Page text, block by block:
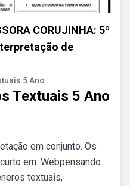
CORUJINHA: 5º
de
5 Ano
Textuais 5 Ano
em conjunto. Os
em. Webpensando
textuais,